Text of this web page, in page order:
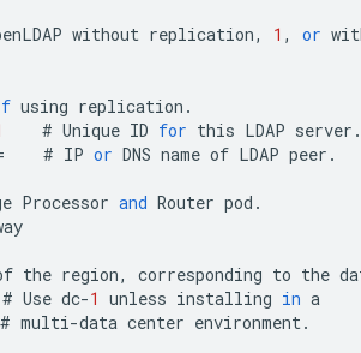
without replication, 1 , or
using replication .
# Unique ID for this LDAP server .
# IP or DNS name of LDAP peer .
Processor and Router pod .
the region, corresponding to the
# Use dc-1 unless installing in a
# multi-data center environment.